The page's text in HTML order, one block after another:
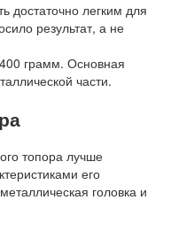
достаточно легким для
результат, а не
грамм. Основная
части.
топора лучше
его
головка и